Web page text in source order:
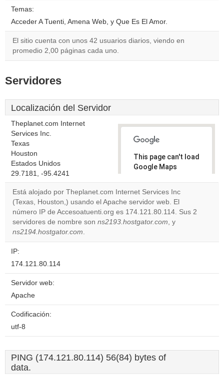
Temas:
Acceder A Tuenti, Amena Web, y Que Es El Amor.
El sitio cuenta con unos 42 usuarios diarios, viendo en
promedio 2,00 páginas cada uno.
Servidores
Localización del Servidor
Theplanet.com Internet
Services Inc.
Texas
Houston
Estados Unidos
29.7181, -95.4241
This page can't load
Google Maps
Do you
website?
Está alojado por Theplanet.com Internet Services Inc
(Texas, Houston,) usando el Apache servidor web. El
número IP de Accesoatuenti.org es 174.121.80.114. Sus 2
servidores de nombre son ns2193.hostgator.com, y
ns2194.hostgator.com.
IP:
174.121.80.114
Servidor web:
Apache
Codificación:
utf-8
PING (174.121.80.114) 56(84) bytes of
data.